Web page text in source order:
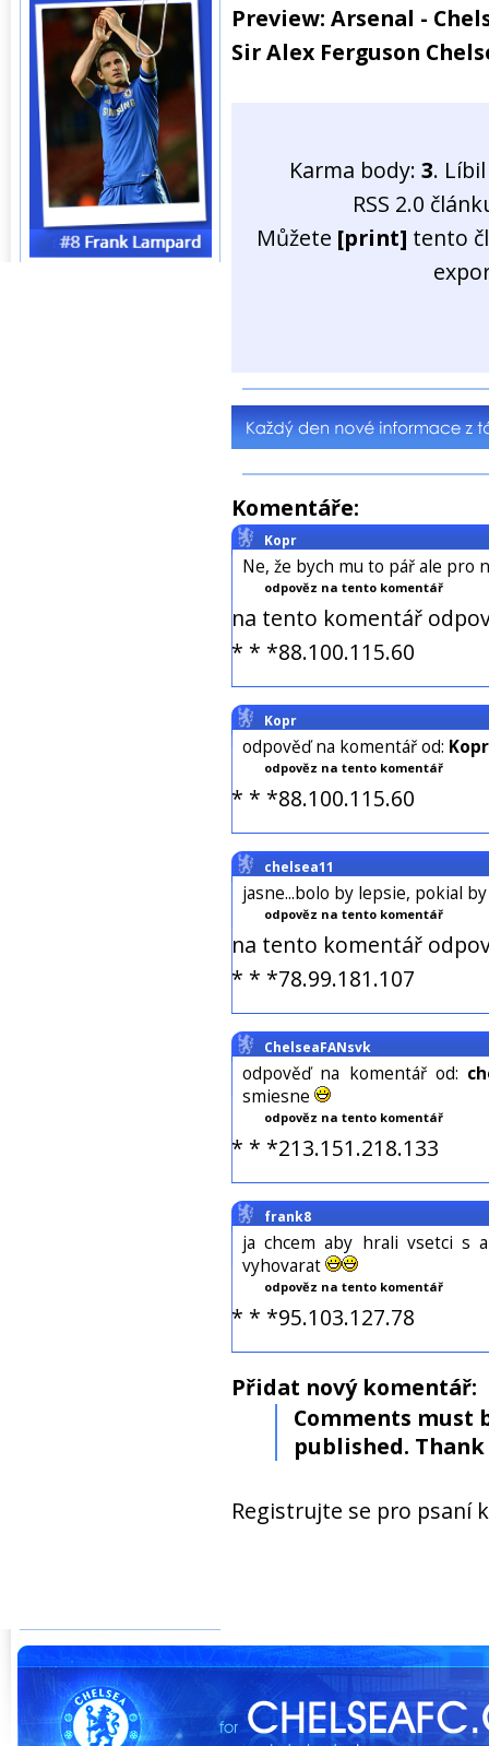
Preview: Arsenal -
Sir Alex Ferguson
Karma body: 3.
RSS 2.0
Můžete [print] tento
Komentáře:
Kopr
Ne, že bych mu to pář ale pro
odpověz na tento komentář
na tento komentář
* * *88.100.115.60
Kopr
odpověď na komentář od:
odpověz na tento komentář
* * *88.100.115.60
chelsea11
jasne...bolo by lepsie, pokial
odpověz na tento komentář
na tento komentář
* * *78.99.181.107
ChelseaFANsvk
odpověď na komentář od:
smiesne
odpověz na tento komentář
* * *213.151.218.133
frank8
ja chcem aby hrali vsetci s
vyhovarat
odpověz na tento komentář
* * *95.103.127.78
Přidat nový komentář:
Comments must
published. Thank
Registrujte se pro psaní